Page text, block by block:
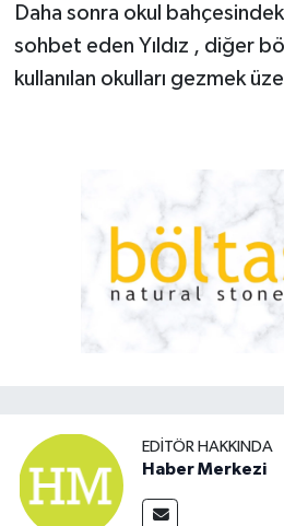
Daha sonra okul
sohbet eden Yıldız , diğer
kullanılan okulları gezmek
EDITÖR HAKKINDA
Haber Merkezi